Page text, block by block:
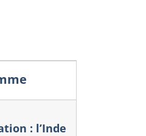
: l’Inde